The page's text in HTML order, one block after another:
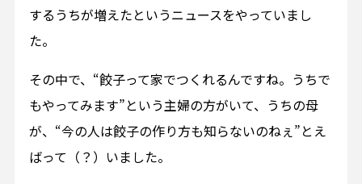
するうちが増えたというニュースをやっていまし
た。
その中で、“餃子って家でつくれるんですね。うちで
もやってみます”という主婦の方がいて、うちの母
が、“今の人は餃子の作り方も知らないのねぇ”とえ
ばって（？）いました。